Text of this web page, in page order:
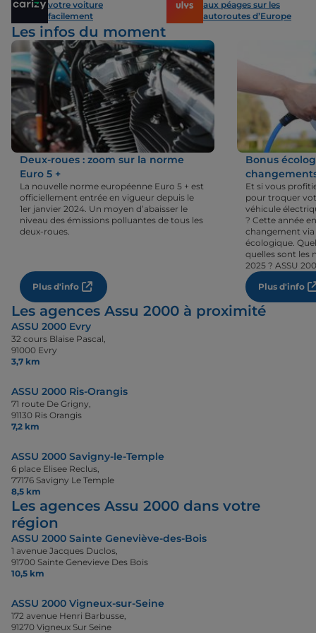
votre voiture
facilement
aux péages sur les
autoroutes d’Europe
Les infos du moment
Deux-roues : zoom sur la norme
Euro 5 +
La nouvelle norme européenne Euro 5 + est
officiellement entrée en vigueur depuis le
1er janvier 2024. Un moyen d’abaisser le
niveau des émissions polluantes de tous les
deux-roues.
Plus d'info
Bonus
Et si vous
pour troquer
véhicule
? Cette année
changement
écologique.
quelles sont les
2025 ? ASSU
Plus d'info
Les agences Assu 2000 à proximité
ASSU 2000 Evry
32 cours Blaise Pascal,
91000 Evry
3,7 km
ASSU 2000 Ris-Orangis
71 route De Grigny,
91130 Ris Orangis
7,2 km
ASSU 2000 Savigny-le-Temple
6 place Elisee Reclus,
77176 Savigny Le Temple
8,5 km
Les agences Assu 2000 dans votre
région
ASSU 2000 Sainte Geneviève-des-Bois
1 avenue Jacques Duclos,
91700 Sainte Genevieve Des Bois
10,5 km
ASSU 2000 Vigneux-sur-Seine
172 avenue Henri Barbusse,
91270 Vigneux Sur Seine